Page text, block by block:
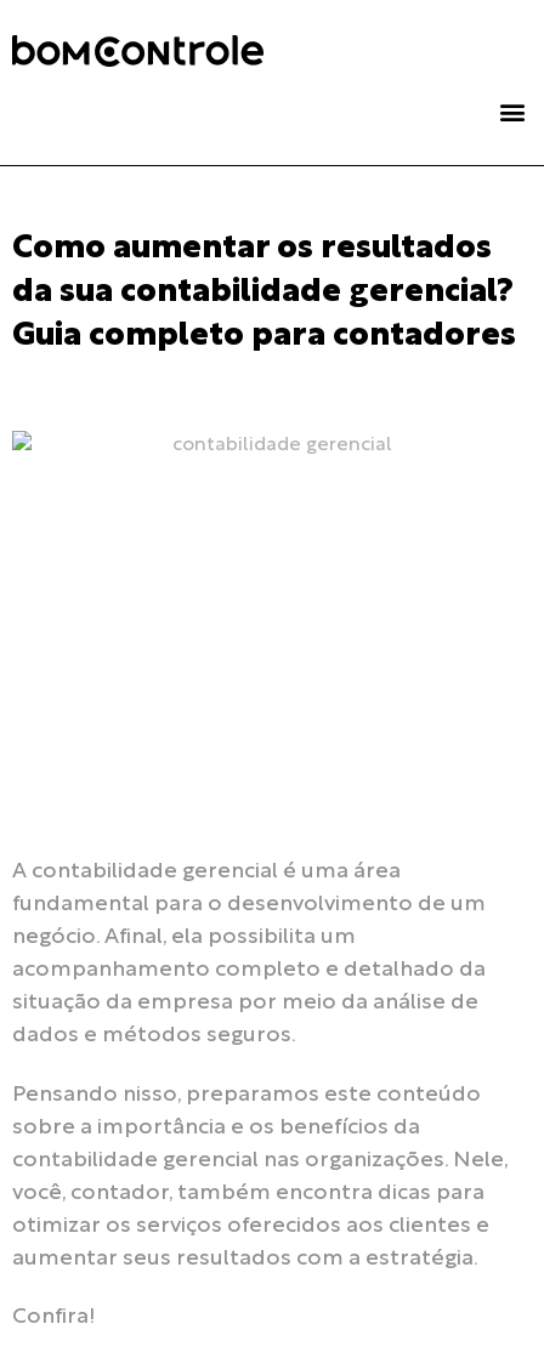
Como aumentar os resultados
da sua contabilidade gerencial?
Guia completo para contadores
A contabilidade gerencial é uma área
fundamental para o desenvolvimento de um
negócio. Afinal, ela possibilita um
acompanhamento completo e detalhado da
situação da empresa por meio da análise de
dados e métodos seguros.
Pensando nisso, preparamos este conteúdo
sobre a importância e os benefícios da
contabilidade gerencial nas organizações. Nele,
você, contador, também encontra dicas para
otimizar os serviços oferecidos aos clientes e
aumentar seus resultados com a estratégia.
Confira!